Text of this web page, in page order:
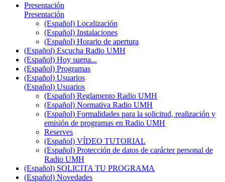
Presentación
Presentación
(Español) Localización
(Español) Instalaciones
(Español) Horario de apertura
(Español) Escucha Radio UMH
(Español) Hoy suena...
(Español) Programas
(Español) Usuarios
(Español) Usuarios
(Español) Reglamento Radio UMH
(Español) Normativa Radio UMH
(Español) Formalidades para la solicitud, realización y
emisión de programas en Radio UMH
Reserves
(Español) VÍDEO TUTORIAL
(Español) Protección de datos de carácter personal de
Radio UMH
(Español) SOLICITA TU PROGRAMA
(Español) Novedades